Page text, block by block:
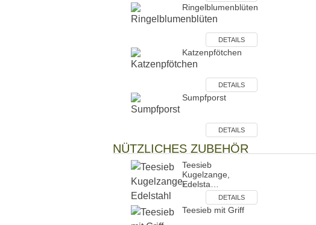
Ringelblumenblüten
DETAILS
Katzenpfötchen
DETAILS
Sumpfporst
DETAILS
NÜTZLICHES ZUBEHÖR
Teesieb
Kugelzange,
Edelsta…
DETAILS
Teesieb mit Griff